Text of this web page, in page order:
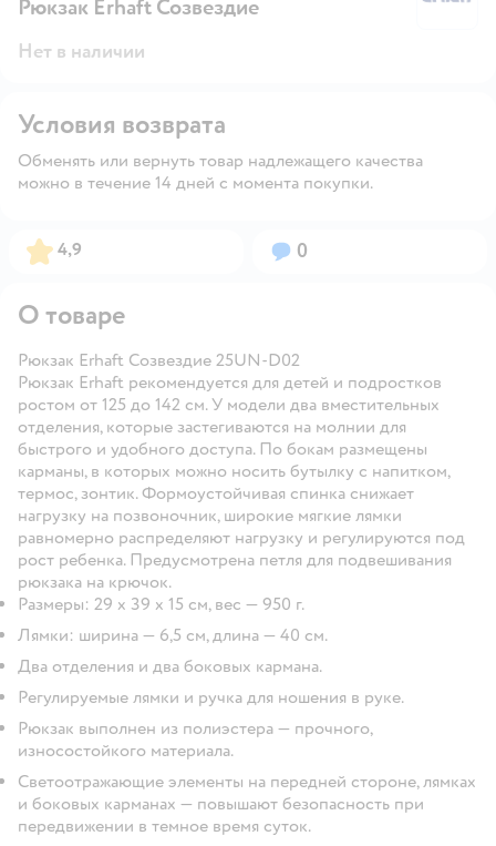
Рюкзак Erhaft Созвездие
Нет в наличии
Условия возврата
Обменять или вернуть товар надлежащего качества
можно в течение 14 дней с момента покупки.
Рейтинг:
4,9 Вопросов:
0
О товаре
Рюкзак Erhaft Созвездие 25UN-D02
Рюкзак Erhaft рекомендуется для детей и подростков
ростом от 125 до 142 см. У модели два вместительных
отделения, которые застегиваются на молнии для
быстрого и удобного доступа. По бокам размещены
карманы, в которых можно носить бутылку с напитком,
термос, зонтик. Формоустойчивая спинка снижает
нагрузку на позвоночник, широкие мягкие лямки
равномерно распределяют нагрузку и регулируются под
рост ребенка. Предусмотрена петля для подвешивания
рюкзака на крючок.
Размеры: 29 х 39 х 15 см, вес — 950 г.
Лямки: ширина — 6,5 см, длина — 40 см.
Два отделения и два боковых кармана.
Регулируемые лямки и ручка для ношения в руке.
Рюкзак выполнен из полиэстера — прочного,
износостойкого материала.
Светоотражающие элементы на передней стороне, лямках
и боковых карманах — повышают безопасность при
передвижении в темное время суток.